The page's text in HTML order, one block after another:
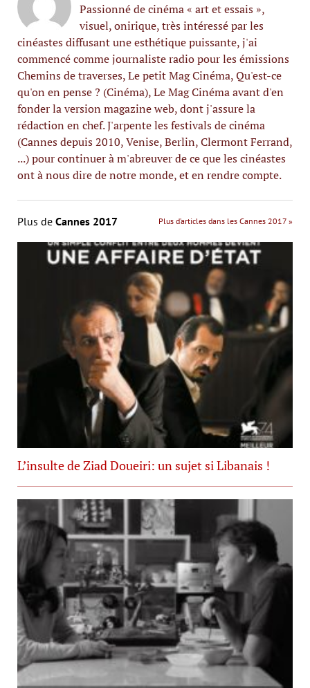
Passionné de cinéma « art et essais »,
visuel, onirique, très intéressé par les
cinéastes diffusant une esthétique puissante, j'ai
commencé comme journaliste radio pour les émissions
Chemins de traverses, Le petit Mag Cinéma, Qu'est-ce
qu'on en pense ? (Cinéma), Le Mag Cinéma avant d'en
fonder la version magazine web, dont j'assure la
rédaction en chef. J'arpente les festivals de cinéma
(Cannes depuis 2010, Venise, Berlin, Clermont Ferrand,
...) pour continuer à m'abreuver de ce que les cinéastes
ont à nous dire de notre monde, et en rendre compte.
Plus de Cannes 2017 Plus d’articles dans les Cannes 2017 »
L’insulte de Ziad Doueiri: un sujet si Libanais !